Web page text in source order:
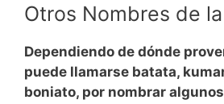
Otros Nombres de
Dependiendo de dónde
puede llamarse batata,
boniato, por nombrar